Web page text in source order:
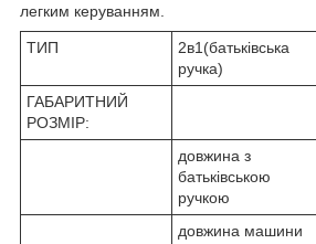
легким керуванням.
ТИП
2в1(батьківська
ручка)
ГАБАРИТНИЙ
РОЗМІР:
довжина з
батьківською
ручкою
довжина машини